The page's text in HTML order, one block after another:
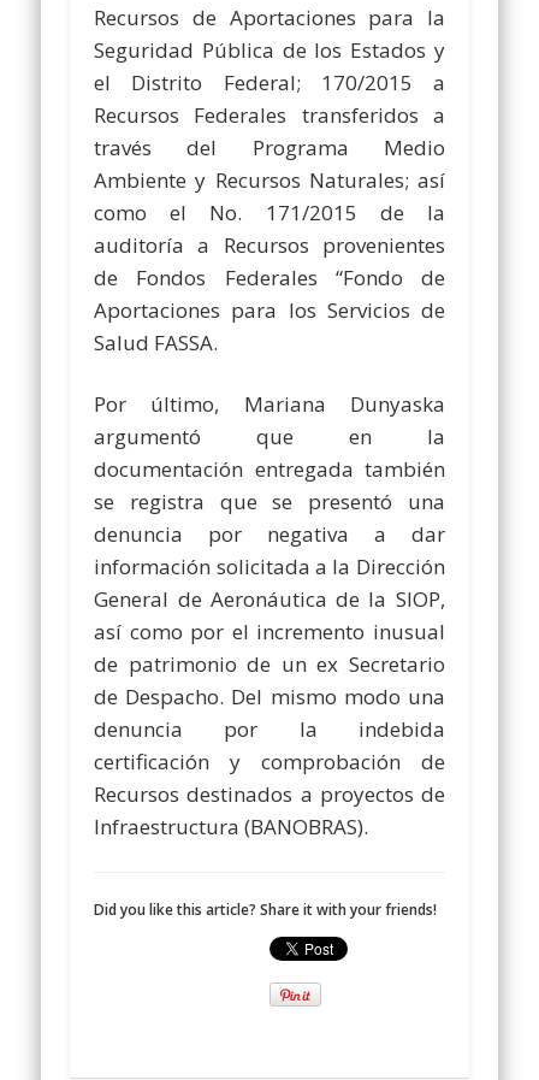
Recursos de Aportaciones para la
Seguridad Pública de los Estados y
el Distrito Federal; 170/2015 a
Recursos Federales transferidos a
través del Programa Medio
Ambiente y Recursos Naturales; así
como el No. 171/2015 de la
auditoría a Recursos provenientes
de Fondos Federales “Fondo de
Aportaciones para los Servicios de
Salud FASSA.
Por último, Mariana Dunyaska
argumentó que en la
documentación entregada también
se registra que se presentó una
denuncia por negativa a dar
información solicitada a la Dirección
General de Aeronáutica de la SIOP,
así como por el incremento inusual
de patrimonio de un ex Secretario
de Despacho. Del mismo modo una
denuncia por la indebida
certificación y comprobación de
Recursos destinados a proyectos de
Infraestructura (BANOBRAS).
Did you like this article? Share it with your friends!